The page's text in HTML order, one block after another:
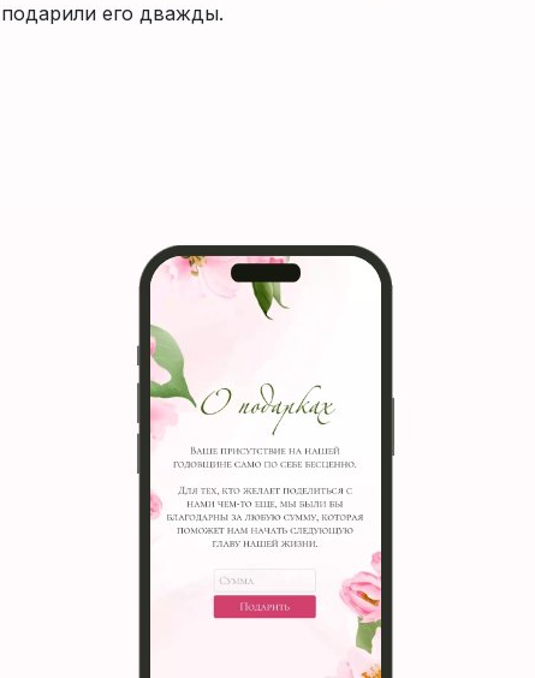
подарили его дважды.